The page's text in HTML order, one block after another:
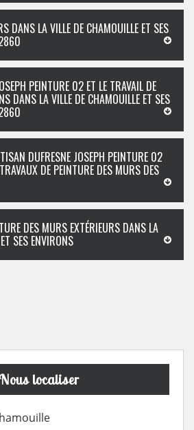
DANS LA VILLE DE CHAMOUILLE ET SES
PEINTURE 02 ET LE TRAVAIL DE
DANS LA VILLE DE CHAMOUILLE ET SES
DUFRESNE JOSEPH PEINTURE 02
DE PEINTURE DES MURS DES
DES MURS EXTÉRIEURS DANS LA
SES ENVIRONS
Nous localiser